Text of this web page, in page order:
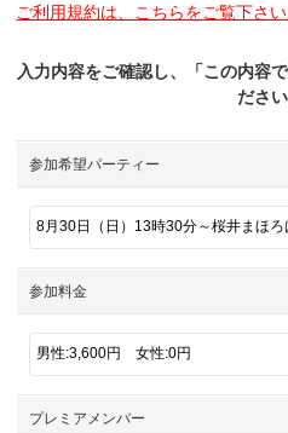
ご利用規約は、こちらをご覧下さい
入力内容をご確認し、「この内容
ださい
参加希望パーティー
参加料金
プレミアメンバー